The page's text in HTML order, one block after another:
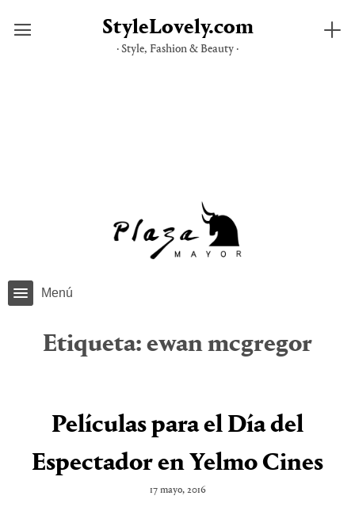
StyleLovely.com
· Style, Fashion & Beauty ·
Menú
Etiqueta: ewan mcgregor
Películas para el Día del
Espectador en Yelmo Cines
17 mayo, 2016